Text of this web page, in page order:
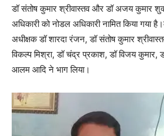
डॉ संतोष कुमार श्रीवास्तव और डॉ अजय कुमार
अधिकारी को नोडल अधिकारी नामित किया गया
अधीक्षक डॉ शारदा रंजन, डॉ संतोष कुमार
विकल्प मिश्रा, डॉ चंद्र प्रकाश, डॉ विजय कुमार,
आलम आदि ने भाग लिया।